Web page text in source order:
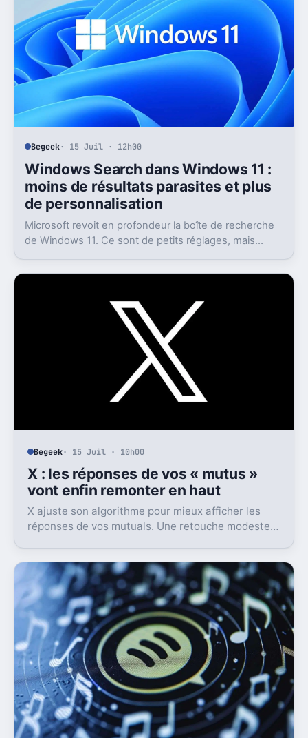
Begeek· 15 Juil · 12h00
Windows Search dans Windows 11 :
moins de résultats parasites et plus
de personnalisation
Microsoft revoit en profondeur la boîte de recherche
de Windows 11. Ce sont de petits réglages, mais
Begeek· 15 Juil · 10h00
X : les réponses de vos « mutus »
vont enfin remonter en haut
X ajuste son algorithme pour mieux afficher les
réponses de vos mutuals. Une retouche modeste